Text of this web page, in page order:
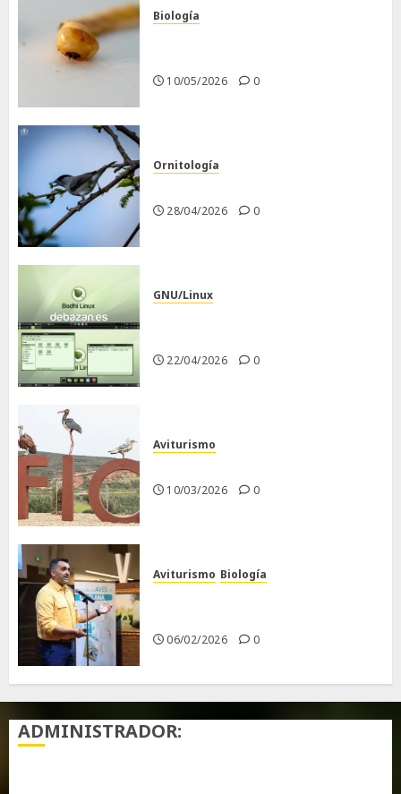
Biología
10/05/2026 0
Ornitología
28/04/2026 0
GNU/Linux
22/04/2026 0
Aviturismo
10/03/2026 0
Aviturismo Biología
06/02/2026 0
ADMINISTRADOR: